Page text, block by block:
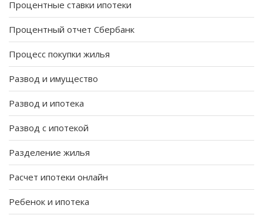
Процентные ставки ипотеки
Процентный отчет Сбербанк
Процесс покупки жилья
Развод и имущество
Развод и ипотека
Развод с ипотекой
Разделение жилья
Расчет ипотеки онлайн
Ребенок и ипотека